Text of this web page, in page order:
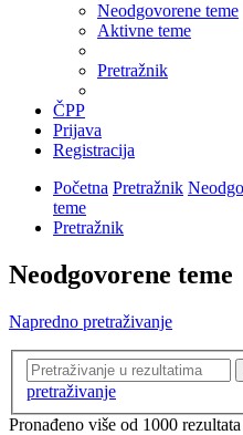
Neodgovorene teme
Aktivne teme
Pretražnik
ČPP
Prijava
Registracija
Početna Pretražnik
teme
Pretražnik
Neodgovorene teme
Napredno pretraživanje
pretraživanje
Pronađeno više od 1000 rezultata